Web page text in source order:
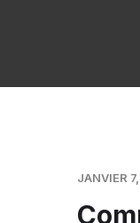
JANVIER